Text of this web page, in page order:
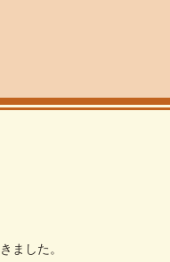
ました。